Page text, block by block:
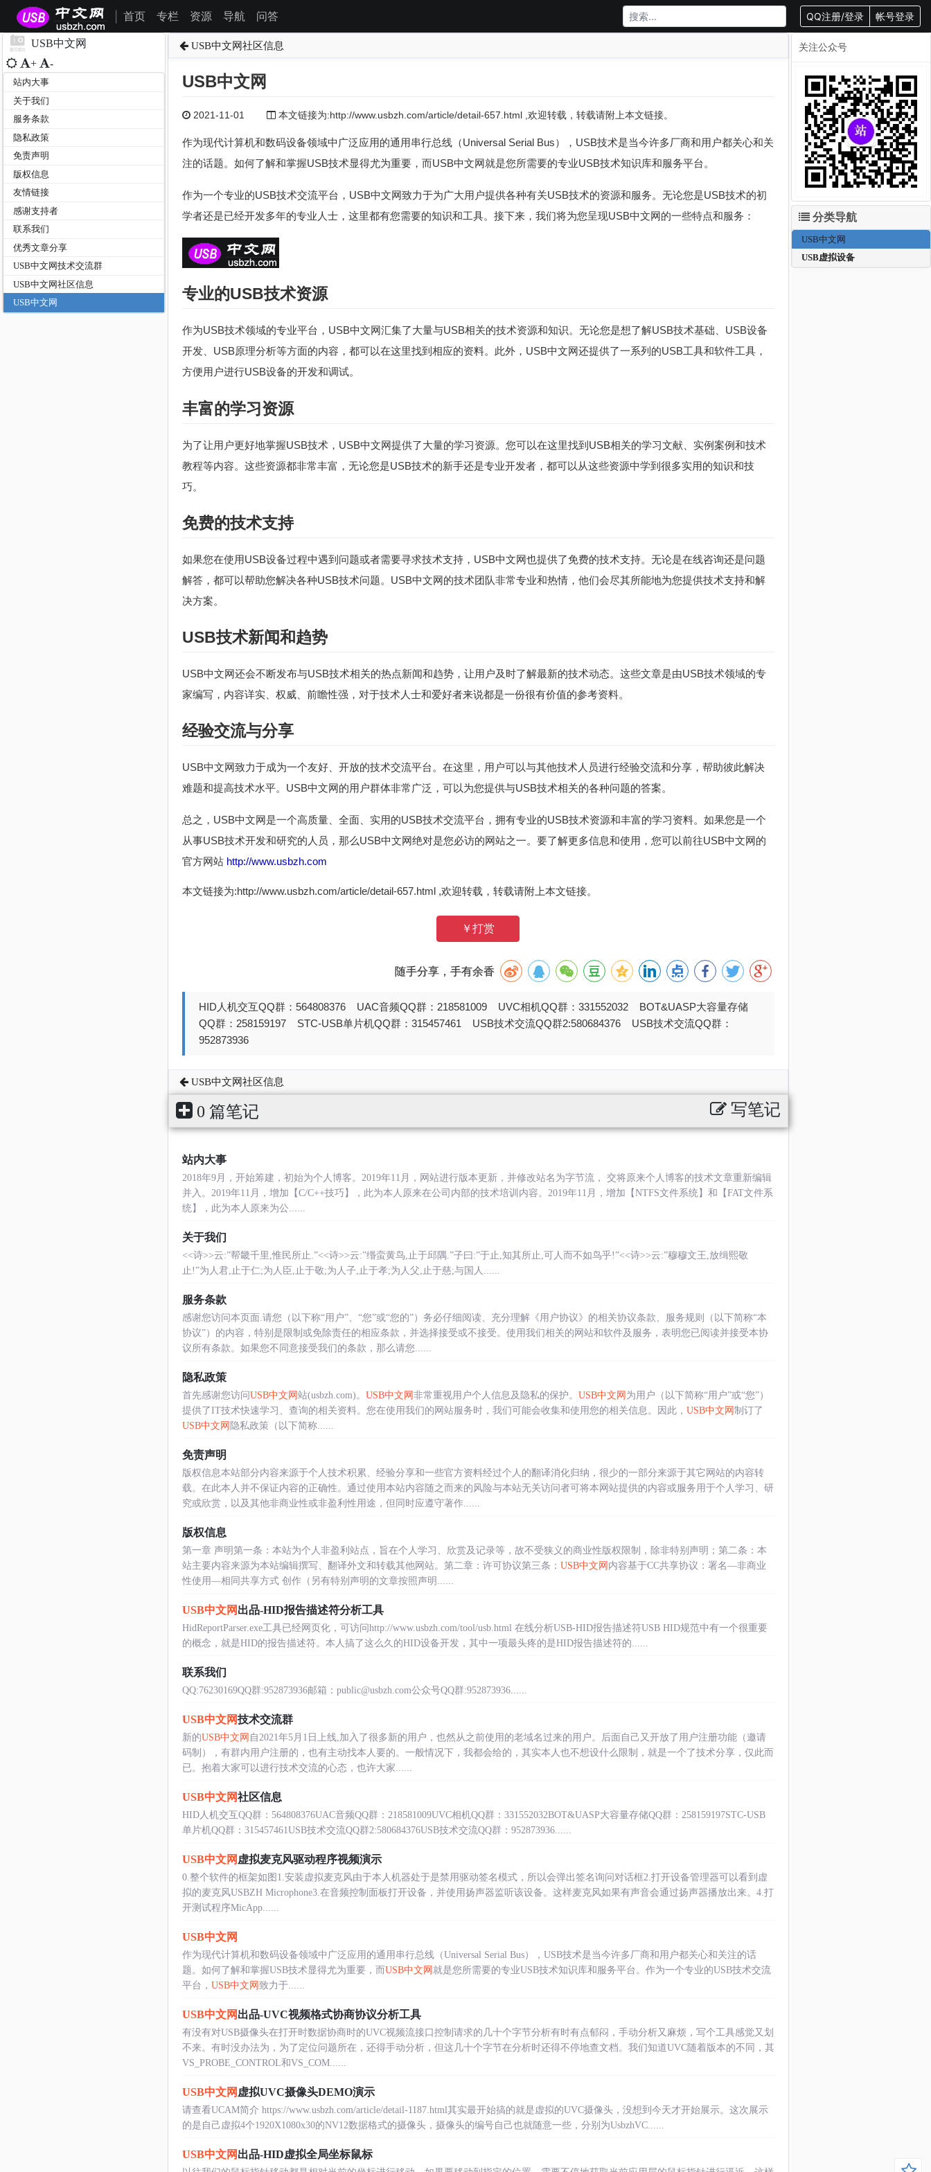
首页 专栏 资源 导航 问答 QQ注册/登录 帐号登录
USB中文网
+ -
站内大事
关于我们
服务条款
隐私政策
免责声明
版权信息
友情链接
感谢支持者
联系我们
优秀文章分享
USB中文网技术交流群
USB中文网社区信息
USB中文网
USB中文网社区信息
USB中文网
2021-11-01 本文链接为:http://www.usbzh.com/article/detail-657.html ,欢迎转载，转载请附上本文链接。
作为现代计算机和数码设备领域中广泛应用的通用串行总线（Universal Serial Bus），USB技术是当今许多厂商和用户都关心和关
注的话题。如何了解和掌握USB技术显得尤为重要，而USB中文网就是您所需要的专业USB技术知识库和服务平台。
作为一个专业的USB技术交流平台，USB中文网致力于为广大用户提供各种有关USB技术的资源和服务。无论您是USB技术的初
学者还是已经开发多年的专业人士，这里都有您需要的知识和工具。接下来，我们将为您呈现USB中文网的一些特点和服务：
专业的USB技术资源
作为USB技术领域的专业平台，USB中文网汇集了大量与USB相关的技术资源和知识。无论您是想了解USB技术基础、USB设备
开发、USB原理分析等方面的内容，都可以在这里找到相应的资料。此外，USB中文网还提供了一系列的USB工具和软件工具，
方便用户进行USB设备的开发和调试。
丰富的学习资源
为了让用户更好地掌握USB技术，USB中文网提供了大量的学习资源。您可以在这里找到USB相关的学习文献、实例案例和技术
教程等内容。这些资源都非常丰富，无论您是USB技术的新手还是专业开发者，都可以从这些资源中学到很多实用的知识和技
巧。
免费的技术支持
如果您在使用USB设备过程中遇到问题或者需要寻求技术支持，USB中文网也提供了免费的技术支持。无论是在线咨询还是问题
解答，都可以帮助您解决各种USB技术问题。USB中文网的技术团队非常专业和热情，他们会尽其所能地为您提供技术支持和解
决方案。
USB技术新闻和趋势
USB中文网还会不断发布与USB技术相关的热点新闻和趋势，让用户及时了解最新的技术动态。这些文章是由USB技术领域的专
家编写，内容详实、权威、前瞻性强，对于技术人士和爱好者来说都是一份很有价值的参考资料。
经验交流与分享
USB中文网致力于成为一个友好、开放的技术交流平台。在这里，用户可以与其他技术人员进行经验交流和分享，帮助彼此解决
难题和提高技术水平。USB中文网的用户群体非常广泛，可以为您提供与USB技术相关的各种问题的答案。
总之，USB中文网是一个高质量、全面、实用的USB技术交流平台，拥有专业的USB技术资源和丰富的学习资料。如果您是一个
从事USB技术开发和研究的人员，那么USB中文网绝对是您必访的网站之一。要了解更多信息和使用，您可以前往USB中文网的
官方网站 http://www.usbzh.com
本文链接为:http://www.usbzh.com/article/detail-657.html ,欢迎转载，转载请附上本文链接。
￥打赏
随手分享，手有余香
HID人机交互QQ群：564808376 UAC音频QQ群：218581009 UVC相机QQ群：331552032 BOT&UASP大容量存储
QQ群：258159197 STC-USB单片机QQ群：315457461 USB技术交流QQ群2:580684376 USB技术交流QQ群：
952873936
USB中文网社区信息
0 篇笔记 写笔记
站内大事
2018年9月，开始筹建，初始为个人博客。2019年11月，网站进行版本更新，并修改站名为字节流， 交将原来个人博客的技术文章重新编辑
并入。2019年11月，增加【C/C++技巧】，此为本人原来在公司内部的技术培训内容。2019年11月，增加【NTFS文件系统】和【FAT文件系
统】，此为本人原来为公......
关于我们
<<诗>>云:”帮畿千里,惟民所止.”<<诗>>云:”缗蛮黄鸟,止于邱隅.”子曰:”于止,知其所止,可人而不如鸟乎!”<<诗>>云:”穆穆文王,放缉熙敬
止!”为人君,止于仁;为人臣,止于敬;为人子,止于孝;为人父,止于慈;与国人......
服务条款
感谢您访问本页面.请您（以下称“用户”、“您”或“您的”）务必仔细阅读、充分理解《用户协议》的相关协议条款、服务规则（以下简称“本
协议”）的内容，特别是限制或免除责任的相应条款，并选择接受或不接受。使用我们相关的网站和软件及服务，表明您已阅读并接受本协
议所有条款。如果您不同意接受我们的条款，那么请您......
隐私政策
首先感谢您访问USB中文网 站(usbzh.com)。 USB中文网 非常重视用户个人信息及隐私的保护。 USB中文网 为用户（以下简称“用户”或“您”）
提供了IT技术快速学习、查询的相关资料。您在使用我们的网站服务时，我们可能会收集和使用您的相关信息。因此， USB中文网 制订了
USB中文网 隐私政策（以下简称......
免责声明
版权信息本站部分内容来源于个人技术积累、经验分享和一些官方资料经过个人的翻译消化归纳，很少的一部分来源于其它网站的内容转
载。在此本人并不保证内容的正确性。通过使用本站内容随之而来的风险与本站无关访问者可将本网站提供的内容或服务用于个人学习、研
究或欣赏，以及其他非商业性或非盈利性用途，但同时应遵守著作......
版权信息
第一章 声明第一条：本站为个人非盈利站点，旨在个人学习、欣赏及记录等，故不受狭义的商业性版权限制，除非特别声明；第二条：本
站主要内容来源为本站编辑撰写、翻译外文和转载其他网站。第二章：许可协议第三条： USB中文网 内容基于CC共享协议：署名—非商业
性使用—相同共享方式 创作（另有特别声明的文章按照声明......
USB中文网 出品-HID报告描述符分析工具
HidReportParser.exe工具已经网页化，可访问http://www.usbzh.com/tool/usb.html 在线分析USB-HID报告描述符USB HID规范中有一个很重要
的概念，就是HID的报告描述符。本人搞了这么久的HID设备开发，其中一项最头疼的是HID报告描述符的......
联系我们
QQ:76230169QQ群:952873936邮箱：public@usbzh.com公众号QQ群:952873936......
USB中文网技术交流群
新的USB中文网 自2021年5月1日上线,加入了很多新的用户，也然从之前使用的老域名过来的用户。后面自己又开放了用户注册功能（邀请
码制），有群内用户注册的，也有主动找本人要的。一般情况下，我都会给的，其实本人也不想设什么限制，就是一个了技术分享，仅此而
已。抱着大家可以进行技术交流的心态，也许大家......
USB中文网社区信息
HID人机交互QQ群：564808376UAC音频QQ群：218581009UVC相机QQ群：331552032BOT&UASP大容量存储QQ群：258159197STC-USB
单片机QQ群：315457461USB技术交流QQ群2:580684376USB技术交流QQ群：952873936......
USB中文网 虚拟麦克风驱动程序视频演示
0.整个软件的框架如图1.安装虚拟麦克风由于本人机器处于是禁用驱动签名模式，所以会弹出签名询问对话框2.打开设备管理器可以看到虚
拟的麦克风USBZH Microphone3.在音频控制面板打开设备，并使用扬声器监听该设备。这样麦克风如果有声音会通过扬声器播放出来。4.打
开测试程序MicApp......
USB中文网
作为现代计算机和数码设备领域中广泛应用的通用串行总线（Universal Serial Bus），USB技术是当今许多厂商和用户都关心和关注的话
题。如何了解和掌握USB技术显得尤为重要，而USB中文网 就是您所需要的专业USB技术知识库和服务平台。作为一个专业的USB技术交流
平台， USB中文网 致力于......
USB中文网 出品-UVC视频格式协商协议分析工具
有没有对USB摄像头在打开时数据协商时的UVC视频流接口控制请求的几十个字节分析有时有点郁闷，手动分析又麻烦，写个工具感觉又划
不来。有时没办法为，为了定位问题所在，还得手动分析，但这几十个字节在分析时还得不停地查文档。我们知道UVC随着版本的不同，其
VS_PROBE_CONTROL和VS_COM......
USB中文网 虚拟UVC摄像头DEMO演示
请查看UCAM简介 https://www.usbzh.com/article/detail-1187.html其实最开始搞的就是虚拟的UVC摄像头，没想到今天才开始展示。这次展示
的是自己虚拟4个1920X1080x30的NV12数据格式的摄像头，摄像头的编号自己也就随意一些，分别为UsbzhVC......
USB中文网 出品-HID虚拟全局坐标鼠标
关注公众号
分类导航
USB中文网
USB虚拟设备